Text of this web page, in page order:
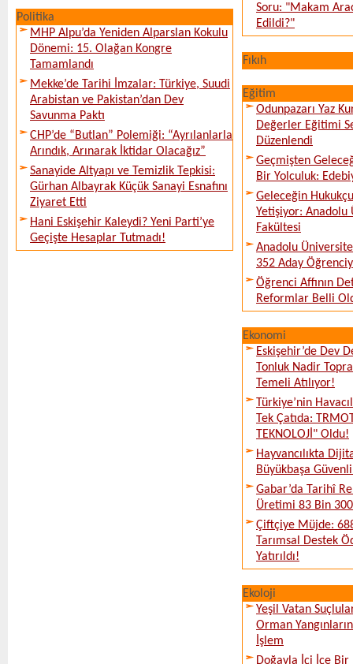
Politika
MHP Alpu’da Yeniden Alparslan Kokulu
Dönemi: 15. Olağan Kongre
Tamamlandı
Mekke’de Tarihi İmzalar: Türkiye, Suudi
Arabistan ve Pakistan’dan Dev
Savunma Paktı
CHP’de “Butlan” Polemiği: “Ayrılanlarla
Arındık, Arınarak İktidar Olacağız”
Sanayide Altyapı ve Temizlik Tepkisi:
Gürhan Albayrak Küçük Sanayi Esnafını
Ziyaret Etti
Hani Eskişehir Kaleydi? Yeni Parti’ye
Geçişte Hesaplar Tutmadı!
Soru: "Makam
Edildi?"
Fıkıh
Eğitim
Odunpazarı Yaz
Değerler Eğitimi
Düzenlendi
Geçmişten
Bir Yolculuk:
Geleceğin
Yetişiyor: Anadolu
Fakültesi
Anadolu
352 Aday
Öğrenci Affının
Reformlar Belli
Ekonomi
Eskişehir’de Dev
Tonluk Nadir
Temeli Atılıyor!
Türkiye’nin
Tek Çatıda:
TEKNOLOJİ" Oldu!
Hayvancılıkta
Büyükbaşa
Gabar’da Tarihî
Üretimi 83 Bin
Çiftçiye Müjde:
Tarımsal Destek
Yatırıldı!
Ekoloji
Yeşil Vatan
Orman
İşlem
Doğayla İçi İçe